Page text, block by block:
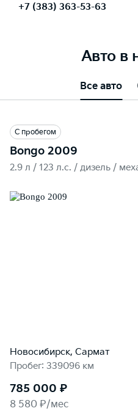
+7 (383) 363-53-63
Авто в
Все авто
С пробегом
Bongo 2009
2.9 л / 123 л.c. / дизель /
Новосибирск, Сармат
Пробег: 339096 км
785 000 ₽
8 580 ₽/мес